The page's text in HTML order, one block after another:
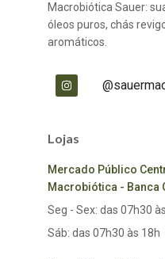
Macrobiótica Sauer:
óleos puros, chás
aromáticos.
Lojas
Mercado Público
Macrobiótica - Banca
Seg - Sex: das 07h30
Sáb: das 07h30 às 18h